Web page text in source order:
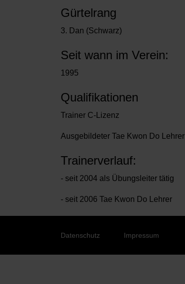
Gürtelrang
3. Dan (Schwarz)
Seit wann im Verein:
1995
Qualifikationen
Trainer C-Lizenz
Ausgebildeter Tae Kwon Do Lehrer
Trainerverlauf:
- seit 2004 als Übungsleiter tätig
- seit 2006 Tae Kwon Do Lehrer
Datenschutz
Impressum